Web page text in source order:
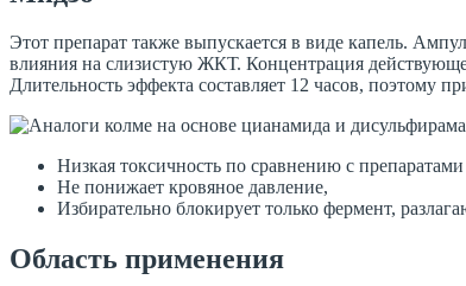
Этот препарат также выпускается в виде капель.
влияния на слизистую ЖКТ. Концентрация
Длительность эффекта составляет 12 часов, поэтому
Низкая токсичность по сравнению с
Не понижает кровяное давление,
Избирательно блокирует только фермент,
Область применения